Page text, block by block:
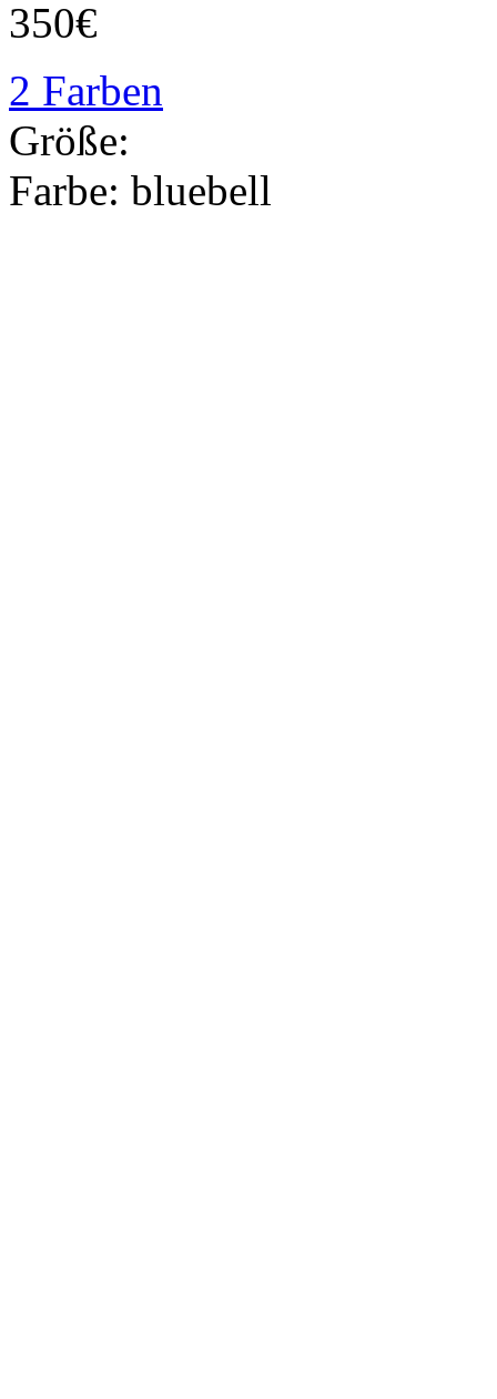
350€
2 Farben
Größe:
Farbe: bluebell